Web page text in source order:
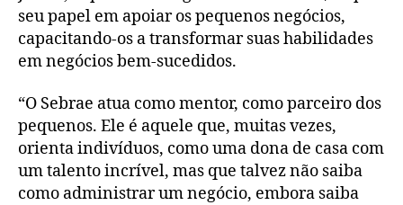
seu papel em apoiar os pequenos negócios,
capacitando-os a transformar suas habilidades
em negócios bem-sucedidos.
“O Sebrae atua como mentor, como parceiro dos
pequenos. Ele é aquele que, muitas vezes,
orienta indivíduos, como uma dona de casa com
um talento incrível, mas que talvez não saiba
como administrar um negócio, embora saiba